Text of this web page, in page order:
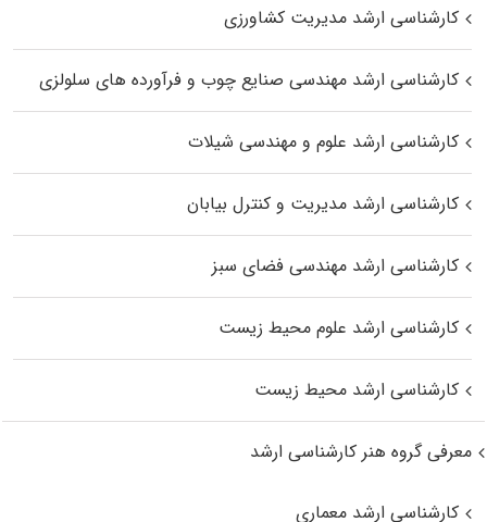
کارشناسی ارشد مدیریت کشاورزی
کارشناسی ارشد مهندسی صنایع چوب و فرآورده‌ های سلولزی
کارشناسی ارشد علوم و مهندسی شیلات
کارشناسی ارشد مدیریت و کنترل بیابان
کارشناسی ارشد مهندسی فضای سبز
کارشناسی ارشد علوم محیط‌ زیست
کارشناسی ارشد محیط زیست
معرفی گروه هنر کارشناسی ارشد
کارشناسی ارشد معماری